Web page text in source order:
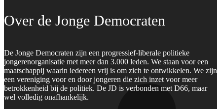
Over de Jonge Democraten
De Jonge Democraten zijn een progressief-liberale politieke
jongerenorganisatie met meer dan 3.000 leden. We staan voor een
maatschappij waarin iedereen vrij is om zich te ontwikkelen. We zijn
een vereniging voor en door jongeren die zich inzet voor meer
betrokkenheid bij de politiek. De JD is verbonden met D66, maar
wel volledig onafhankelijk.